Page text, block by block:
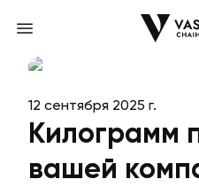
12 сентября 2025 г.
Килограмм
вашей